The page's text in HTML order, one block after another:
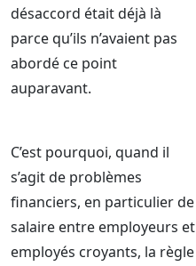
désaccord était déjà là
parce qu’ils n’avaient pas
abordé ce point
auparavant.
C’est pourquoi, quand il
s’agit de problèmes
financiers, en particulier de
salaire entre employeurs et
employés croyants, la règle